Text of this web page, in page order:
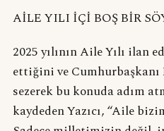
AİLE YILI İÇİ BOŞ BİR
2025 yılının Aile Yılı
ettiğini ve Cumhurbaşkanı
sezerek bu konuda adım
kaydeden Yazıcı, “Aile